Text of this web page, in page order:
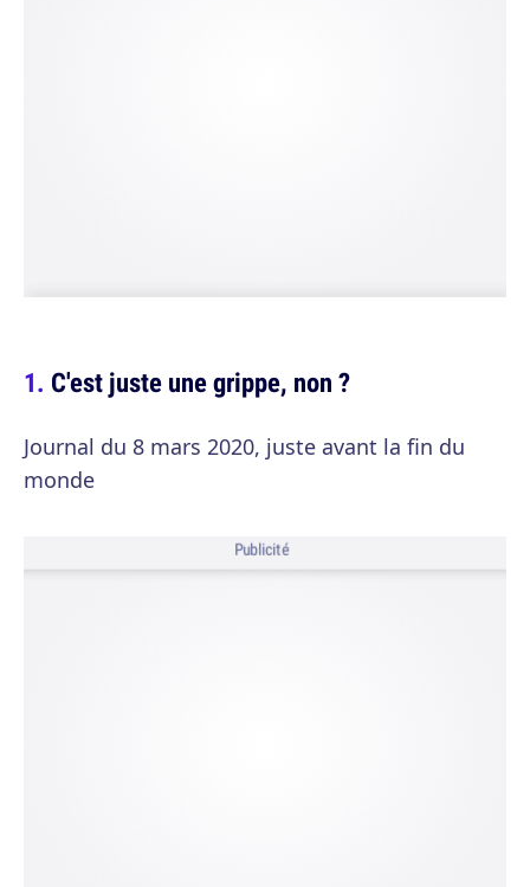
C'est juste une grippe, non ?
Journal du 8 mars 2020, juste avant la fin du
monde
Publicité